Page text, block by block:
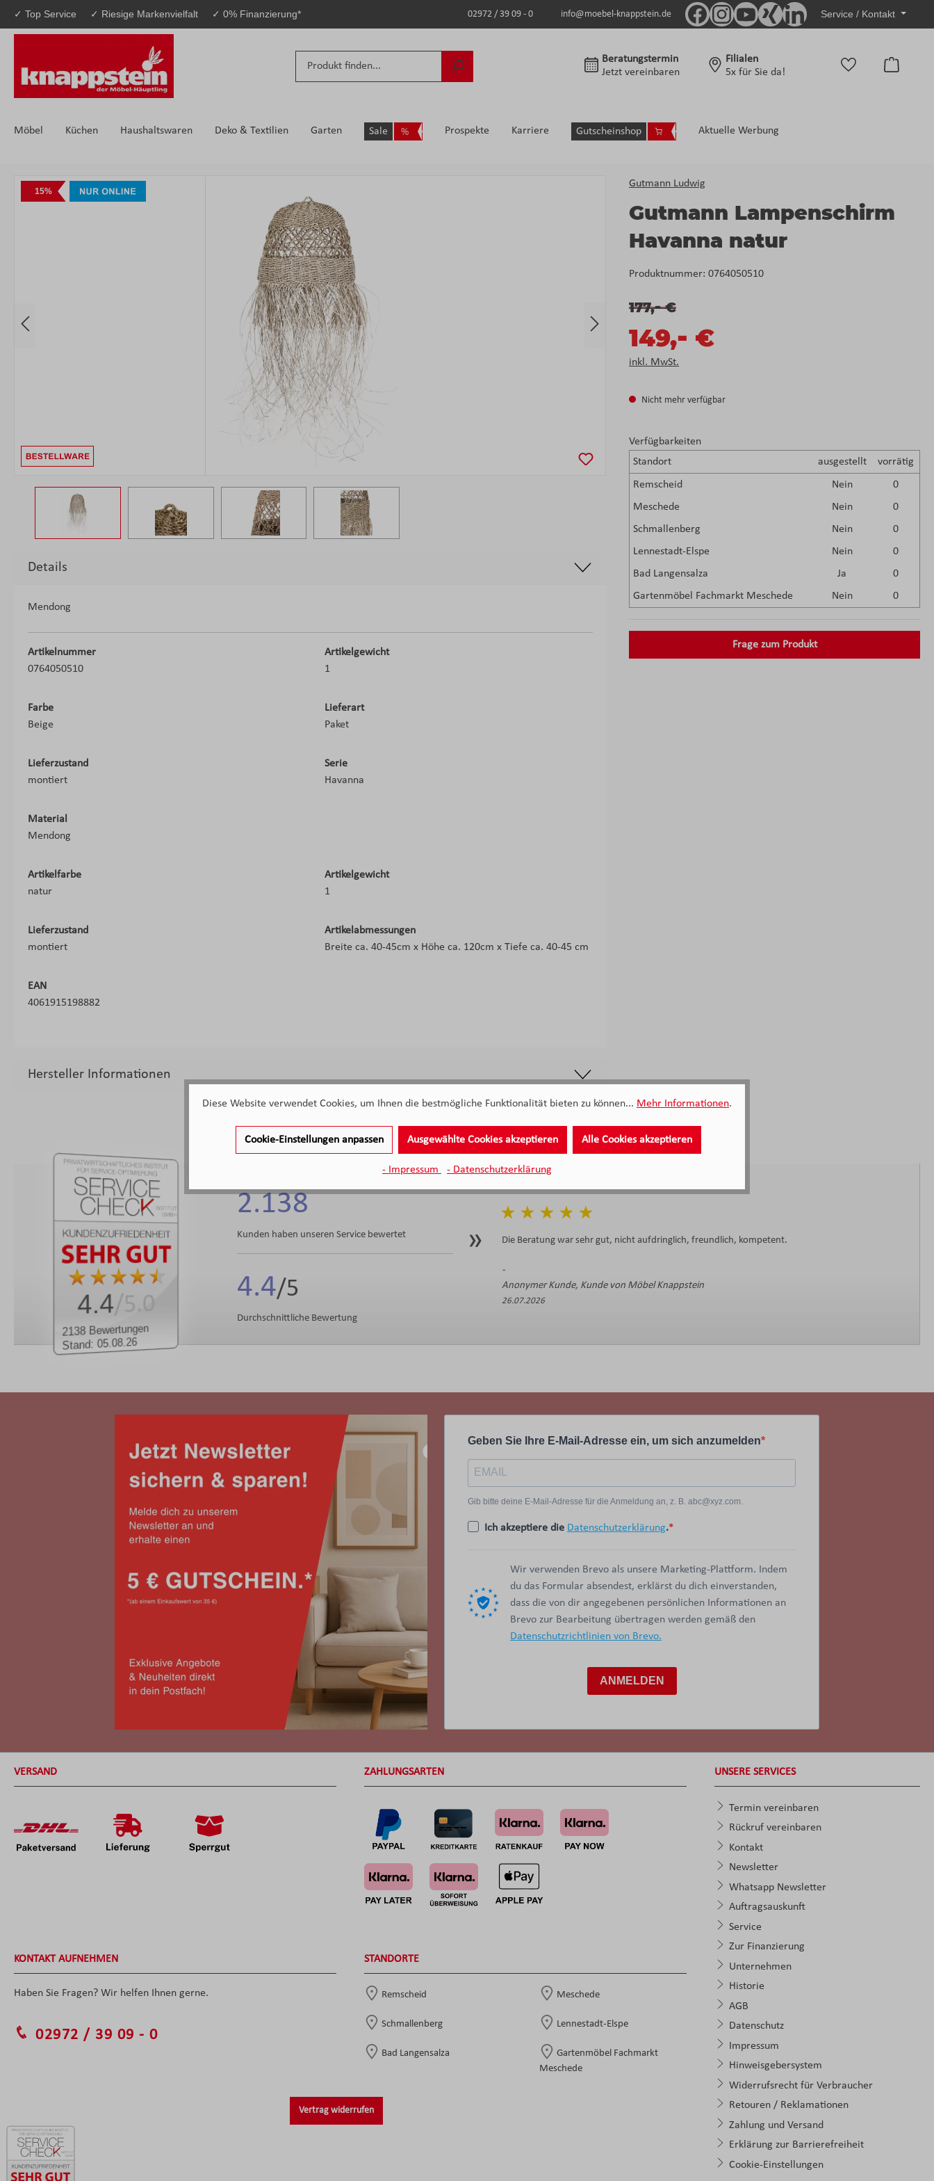
Hauptinhalt springen
Zur Suche springen
Zur Hauptnavigation springen
✓ Top Service ✓ Riesige Markenvielfalt ✓ 0% Finanzierung* 02972 / 39 09 - 0 info@moebel-knappstein.de Service / Kontakt
Beratungstermin
Jetzt vereinbaren
Filialen
5x für Sie da!
Möbel Küchen Haushaltswaren Deko & Textilien Garten Sale Prospekte Karriere Gutscheinshop Aktuelle Werbung
15%
Bildergalerie überspringen Gutmann Ludwig
Gutmann Lampenschirm
Havanna natur
Produktnummer: 0764050510
177,-€
149,- €
inkl. MwSt.
Nicht mehr verfügbar
Verfügbarkeiten
Standort
ausgestellt vorrätig
Remscheid Nein
0
Meschede
Nein
0
Schmallenberg
Nein
0
Lennestadt-Elspe
Nein
0
Bad Langensalza
Ja
0
Gartenmöbel Fachmarkt Meschede
Nein 0
Frage zum Produkt
Details
Mendong
Artikelnummer
0764050510
Artikelgewicht
1
Farbe
Beige
Lieferart
Paket
Lieferzustand
montiert
Serie
Havanna
Material
Mendong
Artikelfarbe
natur
Artikelgewicht
1
Lieferzustand
montiert
Artikelabmessungen
Breite ca. 40-45cm x Höhe ca. 120cm x Tiefe ca. 40-45 cm
EAN
4061915198882
Hersteller Informationen
2138 Bewertungen
Stand: 05.08.26
4.4/5.0
2.138
Kunden haben unseren Service bewertet
4.4
Durchschnittliche Bewertung
Die Beratung war sehr gut, nicht aufdringlich, freundlich, kompetent.
Anonymer Kunde, Kunde von Möbel Knappstein
26.07.2026
Geben Sie Ihre E-Mail-Adresse ein, um sich anzumelden
Gib bitte deine E-Mail-Adresse für die Anmeldung an, z. B. abc@xyz.com.
Ich akzeptiere die Datenschutzerklärung.
Wir verwenden Brevo als unsere Marketing-Plattform. Indem
du das Formular absendest, erklärst du dich einverstanden,
dass die von dir angegebenen persönlichen Informationen an
Brevo zur Bearbeitung übertragen werden gemäß den
Datenschutzrichtlinien von Brevo.
ANMELDEN
VERSAND ZAHLUNGSARTEN
KONTAKT AUFNEHMEN
Haben Sie Fragen? Wir helfen Ihnen gerne.
02972 / 39 09 - 0
Vertrag widerrufen
STANDORTE
Remscheid Meschede
Schmallenberg Lennestadt-Elspe
Bad Langensalza
Gartenmöbel Fachmarkt
Meschede
UNSERE SERVICES
Termin vereinbaren
Rückruf vereinbaren
Kontakt
Newsletter
Whatsapp Newsletter
Auftragsauskunft
Service
Zur Finanzierung
Unternehmen
Historie
AGB
Datenschutz
Impressum
Hinweisgebersystem
Widerrufsrecht für Verbraucher
Retouren / Reklamationen
Zahlung und Versand
Erklärung zur Barrierefreiheit
Cookie-Einstellungen
Diese Website verwendet Cookies, um Ihnen die bestmögliche Funktionalität bieten zu können... Mehr Informationen.
Cookie-Einstellungen anpassen Ausgewählte Cookies akzeptieren Alle Cookies akzeptieren
- Impressum - Datenschutzerklärung